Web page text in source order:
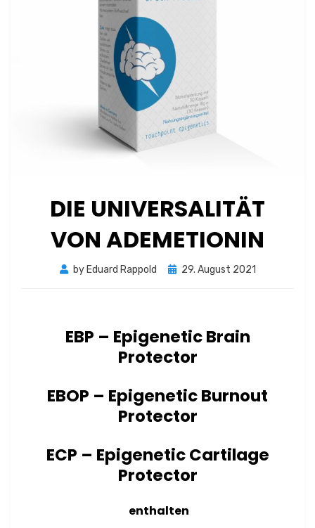
DIE UNIVERSALITÄT
VON ADEMETIONIN
by Eduard Rappold
Posted
29. August 2021
EBP – Epigenetic Brain
Protector
EBOP – Epigenetic Burnout
Protector
ECP – Epigenetic Cartilage
Protector
enthalten